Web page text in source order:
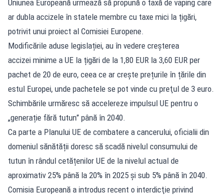
Uniunea Europeană urmează să propună o taxă de vaping care
ar dubla accizele în statele membre cu taxe mici la țigări,
potrivit unui proiect al Comisiei Europene.
Modificările aduse legislației, au în vedere creșterea
accizei minime a UE la țigări de la 1,80 EUR la 3,60 EUR per
pachet de 20 de euro, ceea ce ar crește prețurile în țările din
estul Europei, unde pachetele se pot vinde cu preţul de 3 euro.
Schimbările urmăresc să accelereze impulsul UE pentru o
„generație fără tutun” până în 2040.
Ca parte a Planului UE de combatere a cancerului, oficialii din
domeniul sănătății doresc să scadă nivelul consumului de
tutun în rândul cetățenilor UE de la nivelul actual de
aproximativ 25% până la 20% în 2025 și sub 5% până în 2040.
Comisia Europeană a introdus recent o interdicţie privind